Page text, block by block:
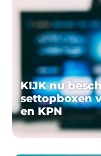
KIJK nu
settopboxen
en KPN